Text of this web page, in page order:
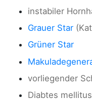
instabiler
Grauer Star
Grüner Star
vorliegender
Diabtes mellitus